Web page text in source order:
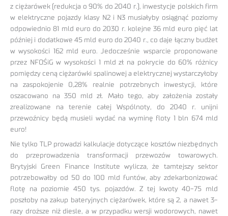
z ciężarówek (redukcja o 90% do 2040 r.), inwestycje polskich firm
w elektryczne pojazdy klasy N2 i N3 musiałyby osiągnąć poziomy
odpowiednio 81 mld euro do 2030 r. kolejne 36 mld euro pięć lat
później i dodatkowe 45 mld euro do 2040 r., co daje łączny budżet
w wysokości 162 mld euro. Jedocześnie wsparcie proponowane
przez NFOŚiG w wysokości 1 mld zł na pokrycie do 60% różnicy
pomiędzy ceną ciężarówki spalinowej a elektrycznej wystarczyłoby
na zaspokojenie 0,28% realnie potrzebnych inwestycji, które
oszacowano na 350 mld zł. Mało tego, aby założenia zostały
zrealizowane na terenie całej Wspólnoty, do 2040 r. unijni
przewoźnicy będą musieli wydać na wyminę floty 1 bln 674 mld
euro!
Nie tylko TLP prowadzi kalkulacje dotyczące kosztów niezbędnych
do przeprowadzenia transformacji przewozów towarowych.
Brytyjski Green Finance Institute wylicza, że tamtejszy sektor
potrzebowałby od 50 do 100 mld funtów, aby zdekarbonizować
flotę na poziomie 450 tys. pojazdów. Z tej kwoty 40-75 mld
poszłoby na zakup bateryjnych ciężarówek, które są 2, a nawet 3-
razy droższe niż diesle, a w przypadku wersji wodorowych, nawet